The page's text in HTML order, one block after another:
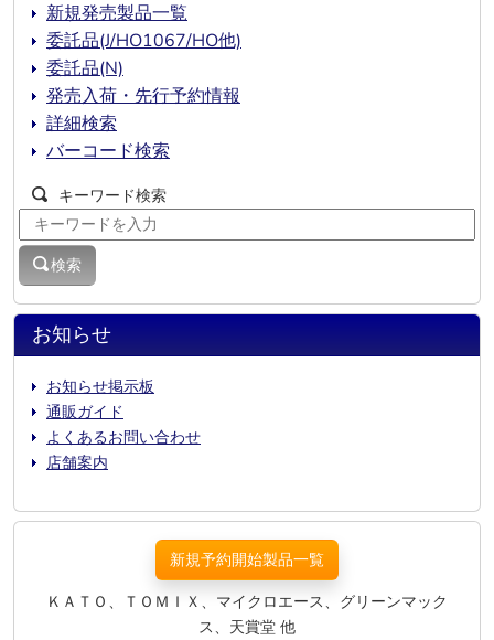
お知らせ
お知らせ掲示板
通販ガイド
よくあるお問い合わせ
店舗案内
新規発売製品一覧
委託品(J/HO1067/HO他)
委託品(N)
発売入荷・先行予約情報
詳細検索
バーコード検索
キーワード検索
検索
新規予約開始製品一覧
ＫＡＴＯ、ＴＯＭＩＸ、マイクロエース、グリーンマック
ス、天賞堂 他